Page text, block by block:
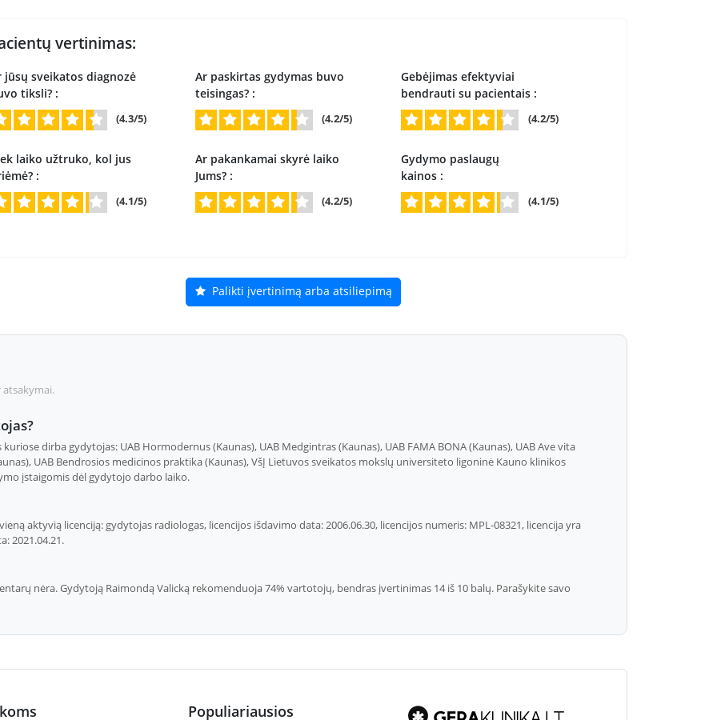
vertinimas:
jūsų sveikatos diagnozė
tiksli? :
(4.3/5)
Ar paskirtas gydymas buvo
teisingas? :
(4.2/5)
Gebėjimas efektyviai
bendrauti su pacientais :
(4.2/5)
laiko užtruko, kol jus
:
(4.1/5)
Ar pakankamai skyrė laiko
Jums? :
(4.2/5)
Gydymo paslaugų
kainos :
(4.1/5)
Palikti įvertinimą arba atsiliepimą
dirba gydytojas: UAB Hormodernus (Kaunas), UAB Medgintras (Kaunas), UAB FAMA BONA (Kaunas), UAB Ave vita
UAB Bendrosios medicinos praktika (Kaunas), VšĮ Lietuvos sveikatos mokslų universiteto ligoninė Kauno klinikos
įstaigomis dėl gydytojo darbo laiko.
aktyvią licenciją: gydytojas radiologas, licencijos išdavimo data: 2006.06.30, licencijos numeris: MPL-08321, licencija yra
2021.04.21.
nėra. Gydytoją Raimondą Valicką rekomenduoja 74% vartotojų, bendras įvertinimas 14 iš 10 balų. Parašykite savo
Populiariausios